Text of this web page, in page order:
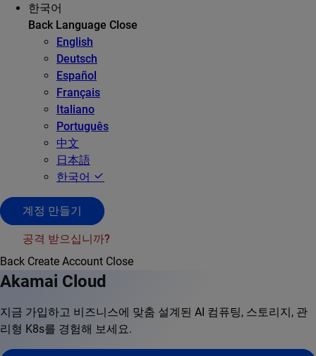
한국어
Back Language Close
English
Deutsch
Español
Français
Italiano
Português
中文
日本語
한국어
계정 만들기
공격 받으십니까?
Back Create Account Close
Akamai Cloud
지금 가입하고 비즈니스에 맞춤 설계된 AI 컴퓨팅, 스토리지, 관
리형 K8s를 경험해 보세요.